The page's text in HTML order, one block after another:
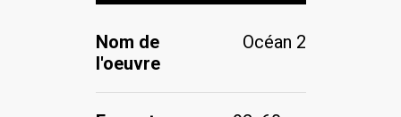
Nom de
l'oeuvre
Océan 2